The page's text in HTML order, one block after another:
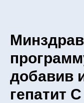
добавив
гепатит С